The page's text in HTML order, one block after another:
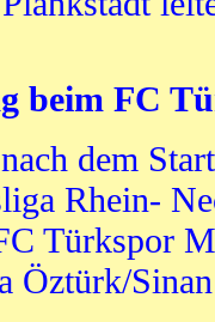
beim FC
dem
Rhein-
Türkspor
Öztürk/